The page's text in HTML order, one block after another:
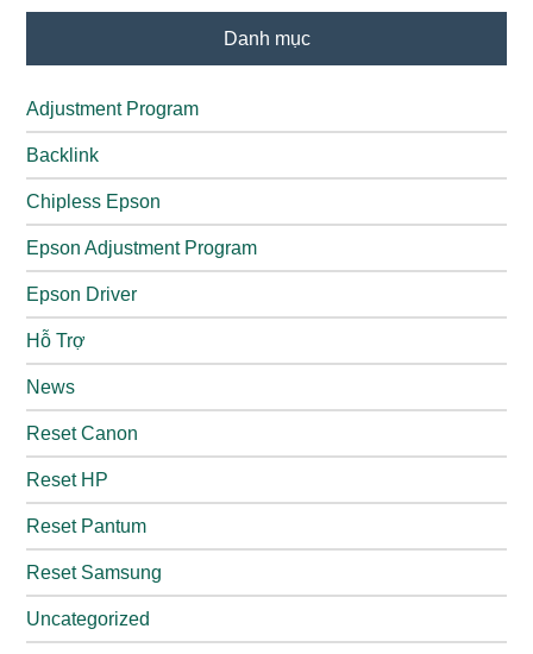
Danh mục
Adjustment Program
Backlink
Chipless Epson
Epson Adjustment Program
Epson Driver
Hỗ Trợ
News
Reset Canon
Reset HP
Reset Pantum
Reset Samsung
Uncategorized